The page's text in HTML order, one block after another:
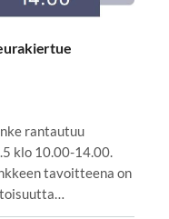
rantautuu
klo 10.00-14.00.
tavoitteena on